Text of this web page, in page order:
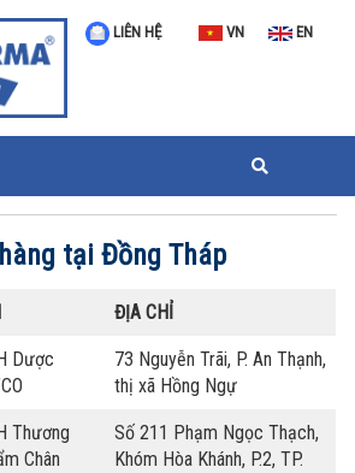
LIÊN HỆ VN EN
tại Đồng Tháp
ĐỊA CHỈ
Dược
73 Nguyễn Trãi, P. An Thạnh,
thị xã Hồng Ngự
Thương
Chân
Số 211 Phạm Ngọc Thạch,
Khóm Hòa Khánh, P.2, TP.